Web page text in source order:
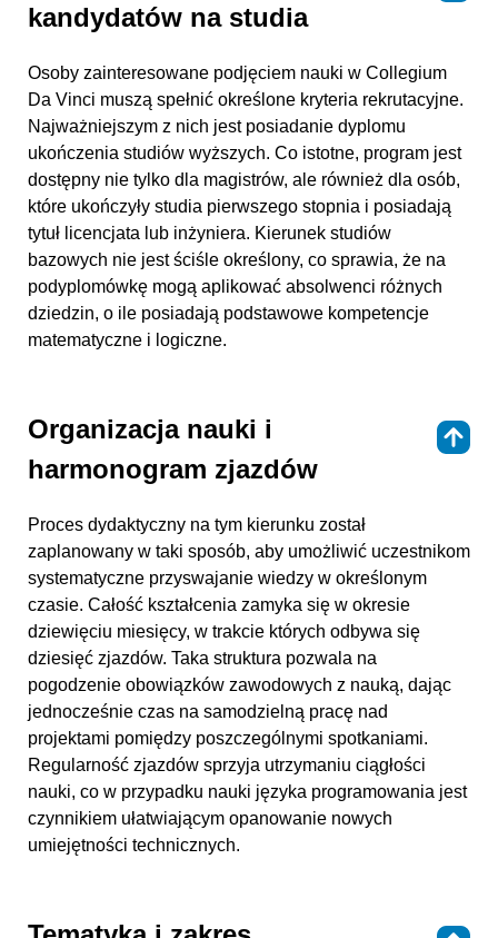
kandydatów na studia
Osoby zainteresowane podjęciem nauki w Collegium
Da Vinci muszą spełnić określone kryteria rekrutacyjne.
Najważniejszym z nich jest posiadanie dyplomu
ukończenia studiów wyższych. Co istotne, program jest
dostępny nie tylko dla magistrów, ale również dla osób,
które ukończyły studia pierwszego stopnia i posiadają
tytuł licencjata lub inżyniera. Kierunek studiów
bazowych nie jest ściśle określony, co sprawia, że na
podyplomówkę mogą aplikować absolwenci różnych
dziedzin, o ile posiadają podstawowe kompetencje
matematyczne i logiczne.
Organizacja nauki i
harmonogram zjazdów
Proces dydaktyczny na tym kierunku został
zaplanowany w taki sposób, aby umożliwić uczestnikom
systematyczne przyswajanie wiedzy w określonym
czasie. Całość kształcenia zamyka się w okresie
dziewięciu miesięcy, w trakcie których odbywa się
dziesięć zjazdów. Taka struktura pozwala na
pogodzenie obowiązków zawodowych z nauką, dając
jednocześnie czas na samodzielną pracę nad
projektami pomiędzy poszczególnymi spotkaniami.
Regularność zjazdów sprzyja utrzymaniu ciągłości
nauki, co w przypadku nauki języka programowania jest
czynnikiem ułatwiającym opanowanie nowych
umiejętności technicznych.